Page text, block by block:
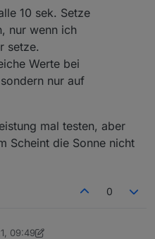
10 sek. Setze
nur wenn ich
setze.
Werte bei
nur auf
mal testen, aber
Scheint die Sonne nicht
0
09:49